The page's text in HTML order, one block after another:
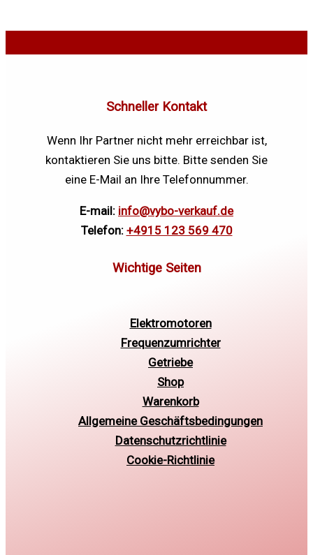
Schneller Kontakt
Wenn Ihr Partner nicht mehr erreichbar ist,
kontaktieren Sie uns bitte. Bitte senden Sie
eine E-Mail an Ihre Telefonnummer.
E-mail: info@vybo-verkauf.de
Telefon: +4915 123 569 470
Elektromotoren
Frequenzumrichter
Getriebe
Shop
Warenkorb
Allgemeine Geschäftsbedingungen
Datenschutzrichtlinie
Cookie-Richtlinie